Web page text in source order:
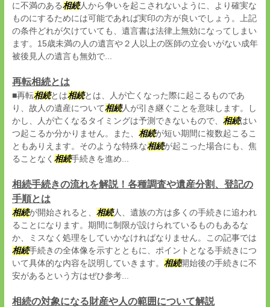
に不満のある相続人から争いを起こされないように、より確実な
ものにするためには可能であれば実印の方が良いでしょう。上記
の条件どれが欠けていても、遺言書は法律上無効になってしまい
ます。15歳未満の人の遺言や２人以上の医師の立会いがない成年
被後見人の遺言も無効で...
再転相続とは
■再転相続とは相続とは、人が亡くなった際に起こるものであ
り、故人の遺産について相続人が引き継ぐことを意味します。し
かし、人が亡くなるタイミングは予測できないもので、 相続はい
つ起こるか分かりません。また、 相続が短い期間に複数起こるこ
ともありえます。そのような特殊な相続が起こった場合にも、焦
ることなく 相続手続きを進め...
相続手続きの流れを解説！各種調査や遺産分割、登記の
手順とは
相続が開始されると、 相続人、遺族の方は多くの手続きに追われ
ることになります。期間に制限が設けられているものもあるな
か、ミスなく処理をしていかなければなりません。この記事では
相続手続きの全体像を示すとともに、ポイントとなる手続きにつ
いて具体的な内容を説明していきます。 相続開始後の手続きに不
安があるという方はぜひ参考...
相続の対象になる財産や人の範囲について解説